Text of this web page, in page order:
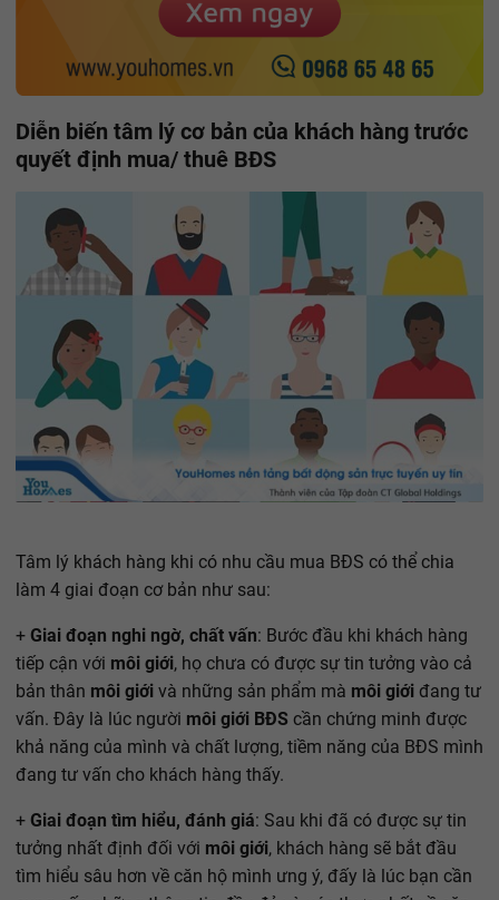
Diễn biến tâm lý cơ bản của khách hàng trước
quyết định mua/ thuê BĐS
Tâm lý khách hàng khi có nhu cầu mua BĐS có thể chia
làm 4 giai đoạn cơ bản như sau:
+ Giai đoạn nghi ngờ, chất vấn: Bước đầu khi khách hàng
tiếp cận với môi giới, họ chưa có được sự tin tưởng vào cả
bản thân môi giới và những sản phẩm mà môi giới đang tư
vấn. Đây là lúc người môi giới BĐS cần chứng minh được
khả năng của mình và chất lượng, tiềm năng của BĐS mình
đang tư vấn cho khách hàng thấy.
+ Giai đoạn tìm hiểu, đánh giá: Sau khi đã có được sự tin
tưởng nhất định đối với môi giới, khách hàng sẽ bắt đầu
tìm hiểu sâu hơn về căn hộ mình ưng ý, đấy là lúc bạn cần